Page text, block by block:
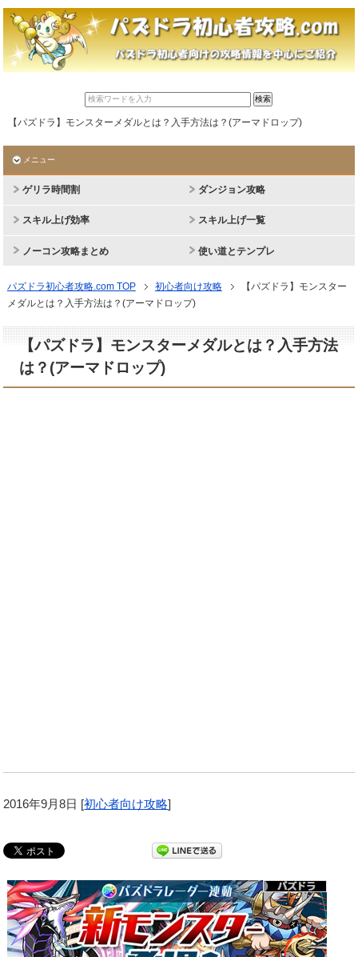
【パズドラ】モンスターメダルとは？入手方法は？(アーマドロップ)
メニュー
ゲリラ時間割 ダンジョン攻略
スキル上げ効率 スキル上げ一覧
ノーコン攻略まとめ 使い道とテンプレ
パズドラ初心者攻略.com TOP 初心者向け攻略
【パズドラ】モンスター
メダルとは？入手方法は？(アーマドロップ)
【パズドラ】モンスターメダルとは？入手方法
は？(アーマドロップ)
2016年9月8日 [初心者向け攻略]